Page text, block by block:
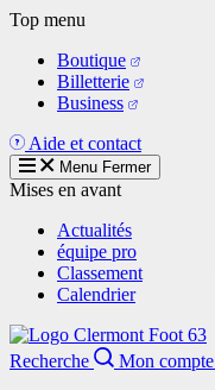
Aller
contenu
principal
Top menu
Boutique
Billetterie
Business
Aide et contact
Menu Fermer
Mises en avant
Actualités
équipe pro
Classement
Calendrier
Recherche
Mon compte